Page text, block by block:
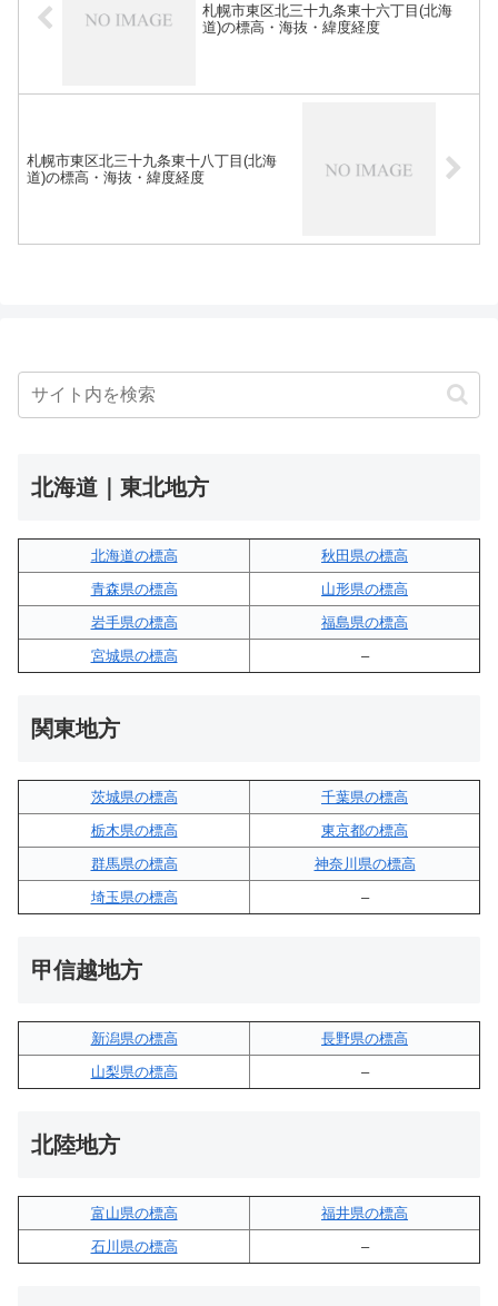
札幌市東区北三十九条東十六丁目(北海
道)の標高・海抜・緯度経度
札幌市東区北三十九条東十八丁目(北海
道)の標高・海抜・緯度経度
北海道｜東北地方
北海道の標高
秋田県の標高
青森県の標高
山形県の標高
岩手県の標高
福島県の標高
宮城県の標高
–
関東地方
茨城県の標高
千葉県の標高
栃木県の標高
東京都の標高
群馬県の標高
神奈川県の標高
埼玉県の標高
–
甲信越地方
新潟県の標高
長野県の標高
山梨県の標高
–
北陸地方
富山県の標高
福井県の標高
石川県の標高
–